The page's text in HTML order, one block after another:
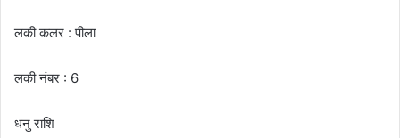
लकी कलर : पीला
लकी नंबर : 6
धनु राशि